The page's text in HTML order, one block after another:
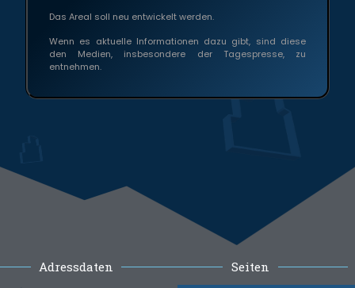
Das Areal soll neu entwickelt werden.
Wenn es aktuelle Informationen dazu gibt, sind diese
den Medien, insbesondere der Tagespresse, zu
entnehmen.
Adressdaten Seiten